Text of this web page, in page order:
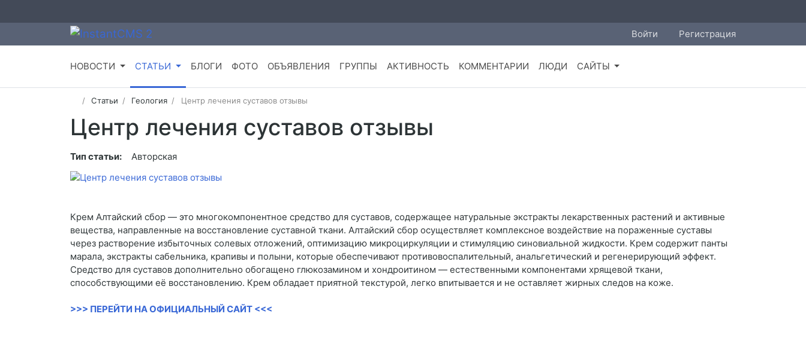
Войти Регистрация
НОВОСТИ СТАТЬИ БЛОГИ ФОТО ОБЪЯВЛЕНИЯ ГРУППЫ АКТИВНОСТЬ КОММЕНТАРИИ ЛЮДИ САЙТЫ
Статьи Геология Центр лечения суставов отзывы
Центр лечения суставов отзывы
Тип статьи: Авторская
Крем Алтайский сбор — это многокомпонентное средство для суставов, содержащее натуральные экстракты лекарственных растений и активные
вещества, направленные на восстановление суставной ткани. Алтайский сбор осуществляет комплексное воздействие на пораженные суставы
через растворение избыточных солевых отложений, оптимизацию микроциркуляции и стимуляцию синовиальной жидкости. Крем содержит панты
марала, экстракты сабельника, крапивы и полыни, которые обеспечивают противовоспалительный, анальгетический и регенерирующий эффект.
Средство для суставов дополнительно обогащено глюкозамином и хондроитином — естественными компонентами хрящевой ткани,
способствующими её восстановлению. Крем обладает приятной текстурой, легко впитывается и не оставляет жирных следов на коже.
>>> ПЕРЕЙТИ НА ОФИЦИАЛЬНЫЙ САЙТ <<<